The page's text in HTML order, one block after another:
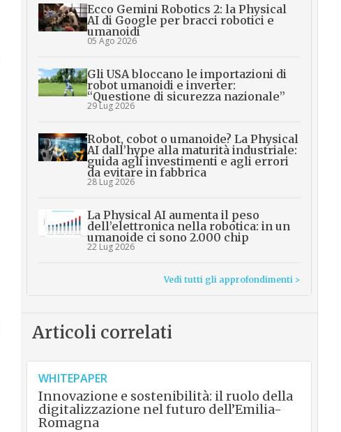
Ecco Gemini Robotics 2: la Physical
AI di Google per bracci robotici e
umanoidi
05 Ago 2026
Gli USA bloccano le importazioni di
robot umanoidi e inverter:
“Questione di sicurezza nazionale”
29 Lug 2026
Robot, cobot o umanoide? La Physical
AI dall’hype alla maturità industriale:
guida agli investimenti e agli errori
da evitare in fabbrica
28 Lug 2026
La Physical AI aumenta il peso
dell’elettronica nella robotica: in un
umanoide ci sono 2.000 chip
22 Lug 2026
Vedi tutti gli approfondimenti >
Articoli correlati
WHITEPAPER
Innovazione e sostenibilità: il ruolo della
digitalizzazione nel futuro dell’Emilia-
Romagna